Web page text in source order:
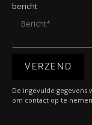
bericht
VERZEND
De ingevulde gegevens
om contact op te